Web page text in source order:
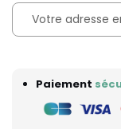
Paiement